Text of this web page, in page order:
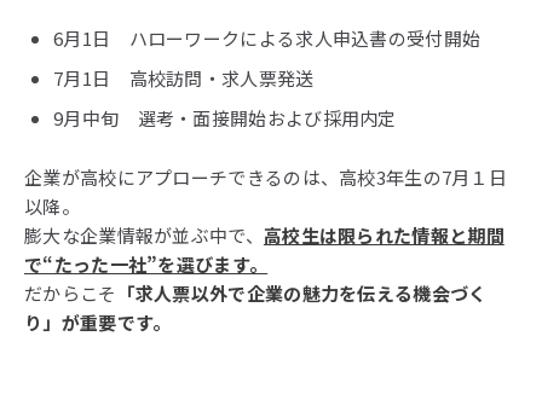
6月1日 ハローワークによる求人申込書の受付開始
7月1日 高校訪問・求人票発送
9月中旬 選考・面接開始および採用内定
企業が高校にアプローチできるのは、高校3年生の7月１日
以降。
膨大な企業情報が並ぶ中で、 高校生は限られた情報と期間
で“たった一社”を選びます。
だからこそ 「求人票以外で企業の魅力を伝える機会づく
り」が重要です。